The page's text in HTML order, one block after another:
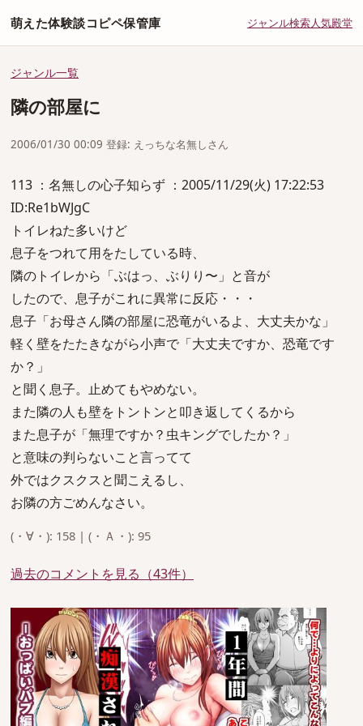
萌えた体験談コピペ保管庫 ジャンル検索人気殿堂
ジャンル一覧
隣の部屋に
2006/01/30 00:09 登録: えっちな名無しさん
113 ：名無しの心子知らず ：2005/11/29(火) 17:22:53
ID:Re1bWJgC
トイレねた多いけど
息子をつれて用をたしている時、
隣のトイレから「ぶはっ、ぶりり〜」と音が
したので、息子がこれに異常に反応・・・
息子「お母さん隣の部屋に恐竜がいるよ、大丈夫かな」
軽く壁をたたきながら小声で「大丈夫ですか、恐竜です
か？」
と聞く息子。止めてもやめない。
また隣の人も壁をトントンと叩き返してくるから
また息子が「無理ですか？虫キングでしたか？」
と意味の判らないこと言ってて
外ではクスクスと聞こえるし、
お隣の方ごめんなさい。
(・∀・): 158 | (・Ａ・): 95
過去のコメントを見る（43件）